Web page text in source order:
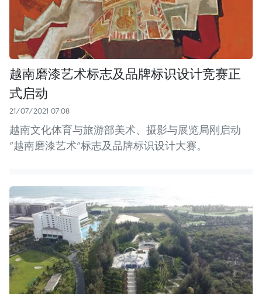
越南磨漆艺术标志及品牌标识设计竞赛正
式启动
21/07/2021 07:08
越南文化体育与旅游部美术、摄影与展览局刚启动
“越南磨漆艺术”标志及品牌标识设计大赛。